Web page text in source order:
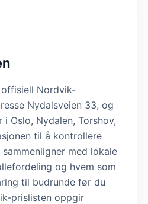
Nordvik-
Nydalsveien 33, og
Oslo, Nydalen, Torshov,
til å kontrollere
med lokale
og hvem som
til budrunde før du
prislisten oppgir